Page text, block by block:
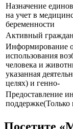
Назначение
на учет в
беременности
Активный
Информирование о
использования
человека и
указанная
целях) и генно-
Предоставление
поддержке(Только